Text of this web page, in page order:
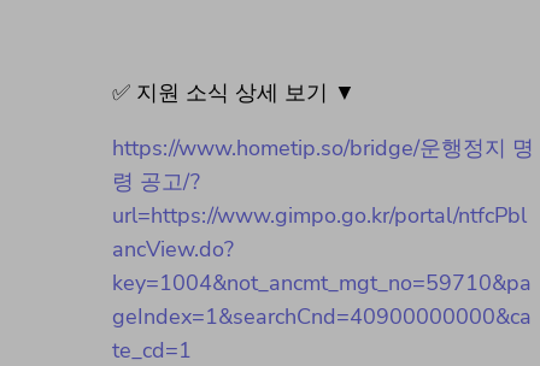
✅ 지원 소식 상세 보기 ▼
https://www.hometip.so/bridge/운행정지 명
령 공고/?
url=https://www.gimpo.go.kr/portal/ntfcPbl
ancView.do?
key=1004&not_ancmt_mgt_no=59710&pa
geIndex=1&searchCnd=40900000000&ca
te_cd=1